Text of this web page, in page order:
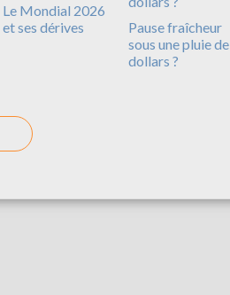
Le Mondial 2026
et ses dérives
Pause fraîcheur
sous une pluie de
dollars ?